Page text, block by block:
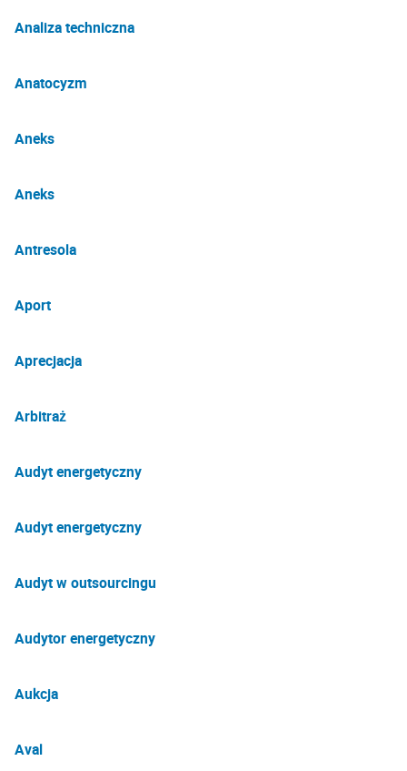
Analiza techniczna
Anatocyzm
Aneks
Aneks
Antresola
Aport
Aprecjacja
Arbitraż
Audyt energetyczny
Audyt energetyczny
Audyt w outsourcingu
Audytor energetyczny
Aukcja
Aval